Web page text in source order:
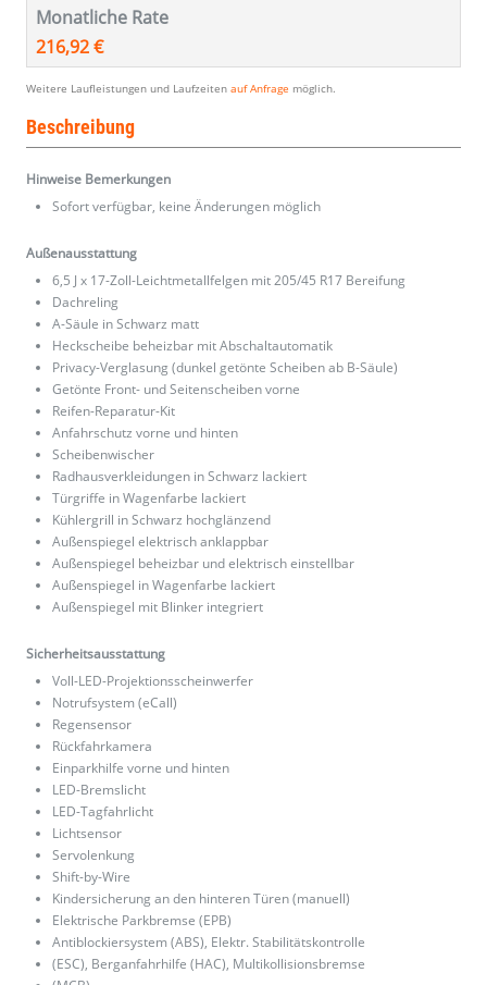
Monatliche Rate
216,92 €
Weitere Laufleistungen und Laufzeiten auf Anfrage möglich.
Beschreibung
Hinweise Bemerkungen
Sofort verfügbar, keine Änderungen möglich
Außenausstattung
6,5 J x 17-Zoll-Leichtmetallfelgen mit 205/45 R17 Bereifung
Dachreling
A-Säule in Schwarz matt
Heckscheibe beheizbar mit Abschaltautomatik
Privacy-Verglasung (dunkel getönte Scheiben ab B-Säule)
Getönte Front- und Seitenscheiben vorne
Reifen-Reparatur-Kit
Anfahrschutz vorne und hinten
Scheibenwischer
Radhausverkleidungen in Schwarz lackiert
Türgriffe in Wagenfarbe lackiert
Kühlergrill in Schwarz hochglänzend
Außenspiegel elektrisch anklappbar
Außenspiegel beheizbar und elektrisch einstellbar
Außenspiegel in Wagenfarbe lackiert
Außenspiegel mit Blinker integriert
Sicherheitsausstattung
Voll-LED-Projektionsscheinwerfer
Notrufsystem (eCall)
Regensensor
Rückfahrkamera
Einparkhilfe vorne und hinten
LED-Bremslicht
LED-Tagfahrlicht
Lichtsensor
Servolenkung
Shift-by-Wire
Kindersicherung an den hinteren Türen (manuell)
Elektrische Parkbremse (EPB)
Antiblockiersystem (ABS), Elektr. Stabilitätskontrolle
(ESC), Berganfahrhilfe (HAC), Multikollisionsbremse